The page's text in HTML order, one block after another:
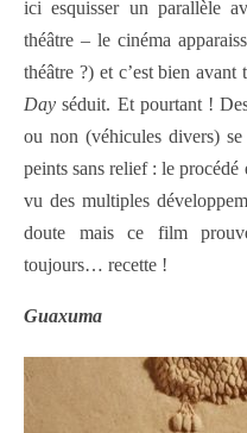
ici esquisser un parallèle
théâtre – le cinéma
théâtre ?) et c’est bien
Day séduit. Et pourtant !
ou non (véhicules divers)
peints sans relief : le
vu des multiples
doute mais ce film
toujours… recette !
Guaxuma